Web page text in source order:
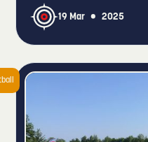
19 Mar • 2025